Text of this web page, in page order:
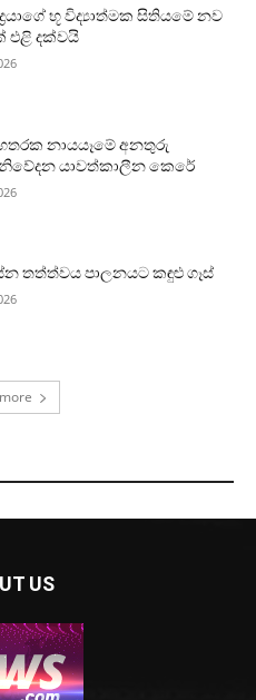
භූ විද්‍යාත්මක සිතියමේ නව
එළි දක්වයි
නායයෑමේ අනතුරු
යාවත්කාලීන කෙරේ
තත්ත්වය පාලනයට කඳුළු ගෑස්
US